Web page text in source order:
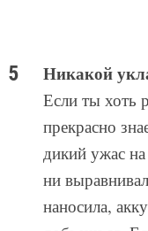
Никакой
Если ты хоть
прекрасно
дикий ужас
ни
наносила,